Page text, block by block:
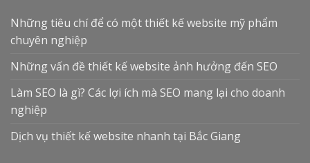
Những tiêu chí để có một thiết kế website mỹ phẩm
chuyên nghiệp
Những vấn đề thiết kế website ảnh hưởng đến SEO
Làm SEO là gì? Các lợi ích mà SEO mang lại cho doanh
nghiệp
Dịch vụ thiết kế website nhanh tại Bắc Giang